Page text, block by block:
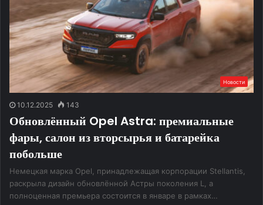
Новости
10.12.2025 143
Обновлённый Opel Astra: премиальные
фары, салон из вторсырья и батарейка
побольше
Немецкая марка Opel, принадлежащая корпорации Stellantis,
раскрыла дизайн обновлённой Астры поколения L, а
полноценная премьера состоится в январе в рамках…